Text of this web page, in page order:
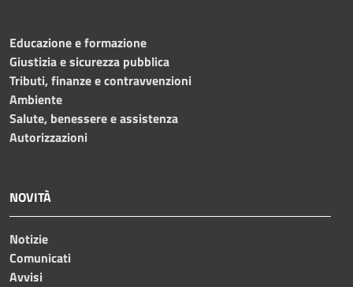
Educazione e formazione
Giustizia e sicurezza pubblica
Tributi, finanze e contravvenzioni
Ambiente
Salute, benessere e assistenza
Autorizzazioni
NOVITÀ
Notizie
Comunicati
Avvisi